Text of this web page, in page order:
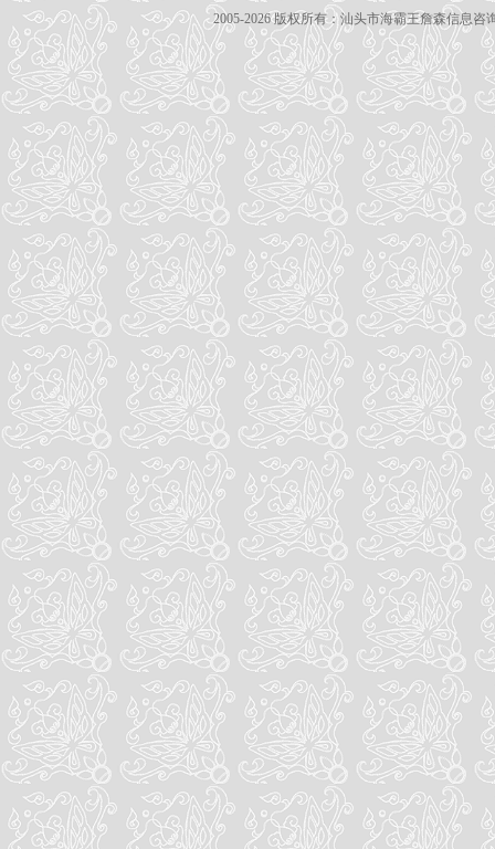
2005-2026 版权所有：汕头市海霸王詹森信息咨